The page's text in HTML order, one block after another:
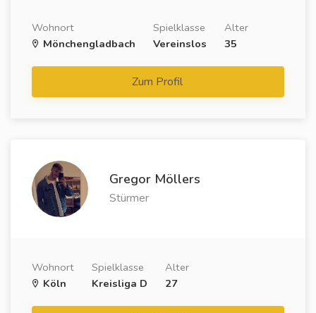
Wohnort
Mönchengladbach
Spielklasse
Vereinslos
Alter
35
Zum Profil
Gregor Möllers
Stürmer
Wohnort
Köln
Spielklasse
Kreisliga D
Alter
27